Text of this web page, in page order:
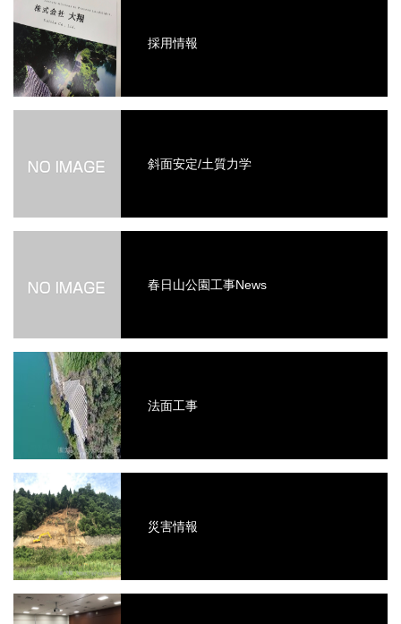
採用情報
斜面安定/土質力学
春日山公園工事News
法面工事
災害情報